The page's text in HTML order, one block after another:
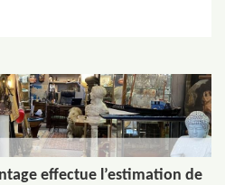
effectue l’estimation de